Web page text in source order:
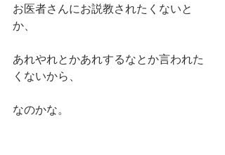
お医者さんにお説教されたくないと
か、
あれやれとかあれするなとか言われた
くないから、
なのかな。